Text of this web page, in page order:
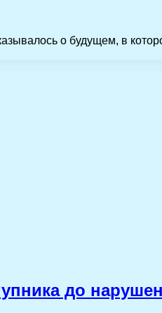
о будущем, в
до